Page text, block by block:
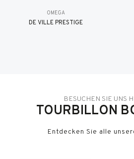
OMEGA
DE VILLE PRESTIGE
BESUCHEN SIE UNS
TOURBILLON
Entdecken Sie alle